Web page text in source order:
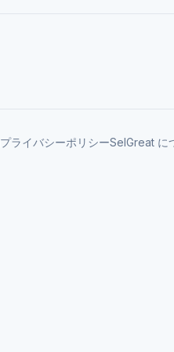
プライバシーポリシーSelGreat に